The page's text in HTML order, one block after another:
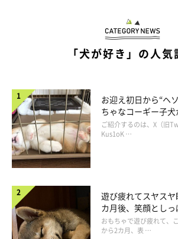
「犬が好き」の人気
お迎え初日から“ヘ
ちゃなコーギー子
コ“コーギースマイ
長！
ご紹介するのは、X（旧
Kus1oK …
遊び疲れてスヤス
カ月後、笑顔とし
成長！
おもちゃで遊び疲れて、
から2カ月、表 …